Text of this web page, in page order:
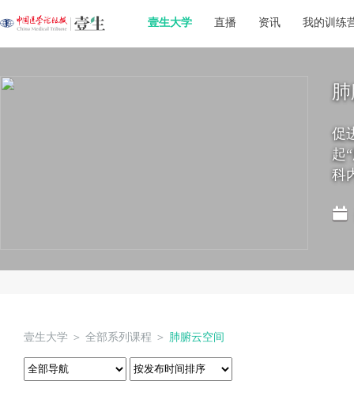
壹生大学 直播 资讯 我的训练
促
起
科
壹生大学 ＞ 全部系列课程 ＞ 肺腑云空间